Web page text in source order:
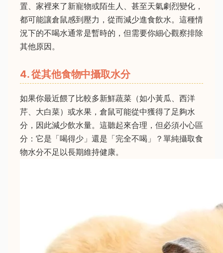
置、家裡來了新寵物或陌生人、甚至天氣劇烈變化，
都可能讓倉鼠感到壓力，從而減少進食飲水。這種情
況下的不喝水通常是暫時的，但需要你細心觀察排除
其他原因。
4. 從其他食物中攝取水分
如果你最近餵了比較多新鮮蔬菜（如小黃瓜、西洋
芹、大白菜）或水果，倉鼠可能從中獲得了足夠水
分，因此減少飲水量。這聽起來合理，但必須小心區
分：它是「喝得少」還是「完全不喝」？單純攝取食
物水分不足以長期維持健康。